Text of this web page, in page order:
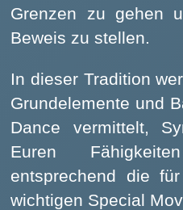
Grenzen zu gehen
Beweis zu stellen.
In dieser Tradition
Grundelemente und
Dance vermittelt,
Euren
entsprechend die
wichtigen Special